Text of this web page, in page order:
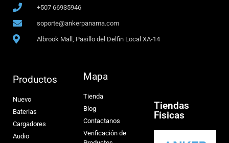
+507 66935946
soporte@ankerpanama.com
Albrook Mall, Pasillo del Delfin Local XA-14
Productos
Nuevo
Baterias
Cargadores
Audio
Mapa
Tienda
Blog
Contactanos
Verificación de
Tiendas
Fisicas